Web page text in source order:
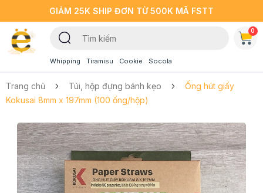
GIẢM 25K SHIP ĐƠN TỪ 500K MÃ FSTT
Whipping Tiramisu Cookie Socola
0
Trang chủ Túi, hộp đựng bánh kẹo
Ống hút giấy
Kokusai 8mm x 197mm (100 ống/hộp)